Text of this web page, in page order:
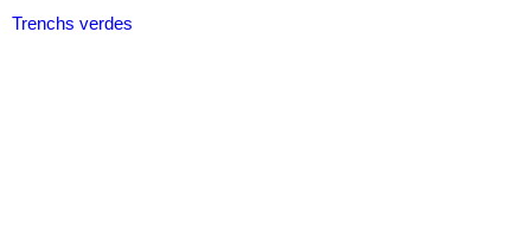
Trenchs verdes